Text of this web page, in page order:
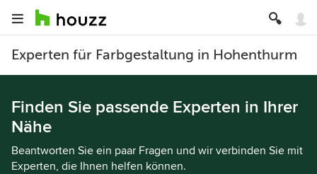
Experten für Farbgestaltung in Hohenthurm
Finden Sie passende Experten in Ihrer
Nähe
Beantworten Sie ein paar Fragen und wir verbinden Sie mit
Experten, die Ihnen helfen können.